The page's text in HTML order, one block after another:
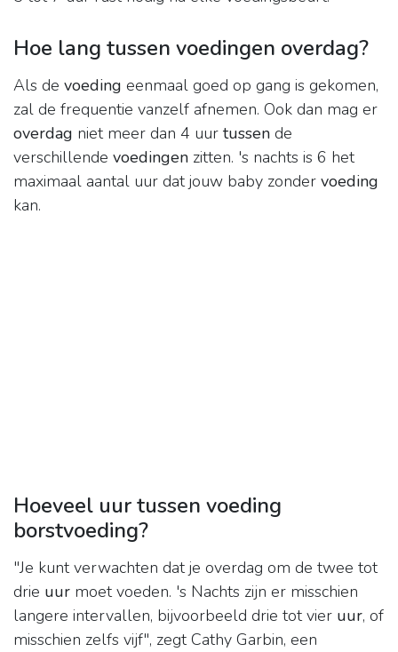
Hoe lang tussen voedingen overdag?
Als de voeding eenmaal goed op gang is gekomen,
zal de frequentie vanzelf afnemen. Ook dan mag er
overdag niet meer dan 4 uur tussen de
verschillende voedingen zitten. 's nachts is 6 het
maximaal aantal uur dat jouw baby zonder voeding
kan.
Hoeveel uur tussen voeding
borstvoeding?
"Je kunt verwachten dat je overdag om de twee tot
drie uur moet voeden. 's Nachts zijn er misschien
langere intervallen, bijvoorbeeld drie tot vier uur, of
misschien zelfs vijf", zegt Cathy Garbin, een